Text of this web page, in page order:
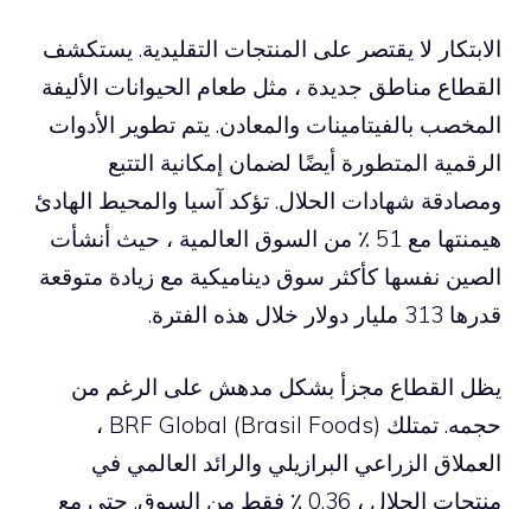
الابتكار لا يقتصر على المنتجات التقليدية. يستكشف
القطاع مناطق جديدة ، مثل طعام الحيوانات الأليفة
المخصب بالفيتامينات والمعادن. يتم تطوير الأدوات
الرقمية المتطورة أيضًا لضمان إمكانية التتبع
ومصادقة شهادات الحلال. تؤكد آسيا والمحيط الهادئ
هيمنتها مع 51 ٪ من السوق العالمية ، حيث أنشأت
الصين نفسها كأكثر سوق ديناميكية مع زيادة متوقعة
قدرها 313 مليار دولار خلال هذه الفترة.
يظل القطاع مجزأ بشكل مدهش على الرغم من
حجمه. تمتلك BRF Global (Brasil Foods) ،
العملاق الزراعي البرازيلي والرائد العالمي في
منتجات الحلال ، 0.36 ٪ فقط من السوق. حتى مع